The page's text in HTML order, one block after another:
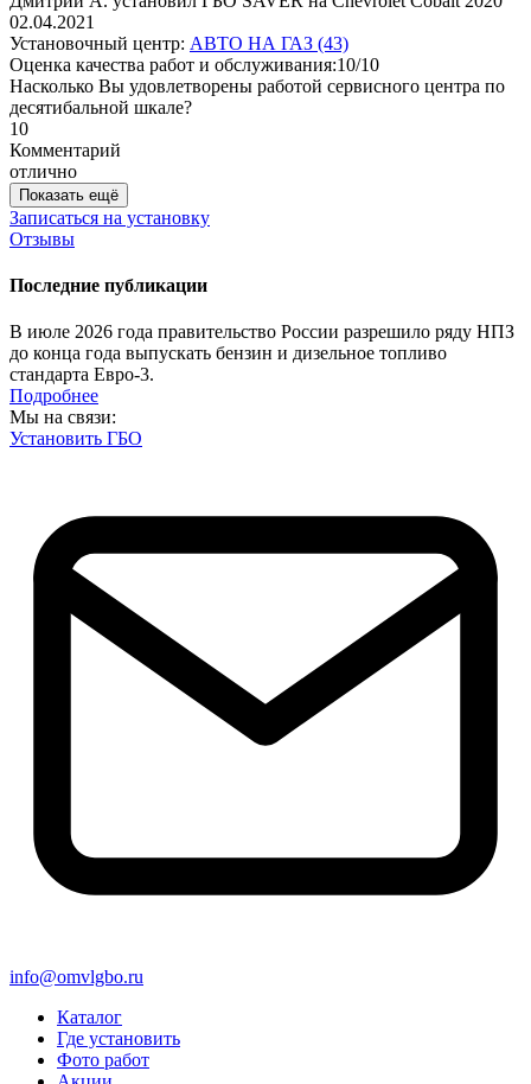
02.04.2021
Установочный центр: АВТО НА ГАЗ (43)
Оценка качества работ и обслуживания:10/10
Насколько Вы удовлетворены работой сервисного центра по
десятибальной шкале?
10
Комментарий
отлично
Показать ещё
Записаться на установку
Отзывы
Последние публикации
В июле 2026 года правительство России разрешило ряду НПЗ
до конца года выпускать бензин и дизельное топливо
стандарта Евро-3.
Подробнее
Мы на связи:
Установить ГБО
info@omvlgbo.ru
Каталог
Где установить
Фото работ